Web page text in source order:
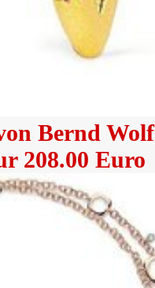
Bernd Wolf
208.00 Euro